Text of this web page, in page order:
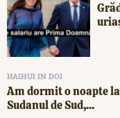
HAIHUI IN DOI
Am dormit o noapte
Sudanul de Sud,...